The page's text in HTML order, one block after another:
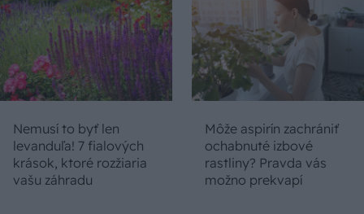
Nemusí to byť len
levanduľa! 7 fialových
krások, ktoré rozžiaria
vašu záhradu
Môže aspirín zachrániť
ochabnuté izbové
rastliny? Pravda vás
možno prekvapí